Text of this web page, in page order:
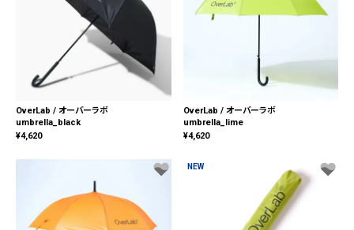
OverLab / オーバーラボ
umbrella_black
¥4,620
OverLab / オーバーラボ
umbrella_lime
¥4,620
NEW